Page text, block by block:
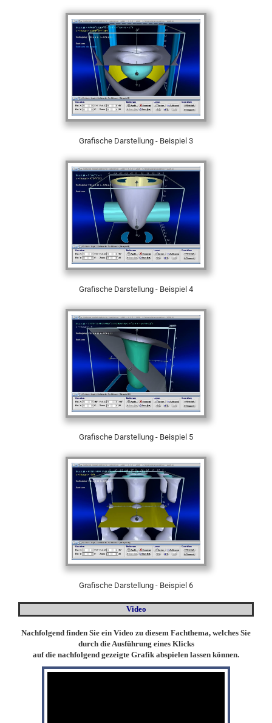
Grafische Darstellung - Beispiel 3
Grafische Darstellung - Beispiel 4
Grafische Darstellung - Beispiel 5
Grafische Darstellung - Beispiel 6
Video
Nachfolgend finden Sie ein Video zu diesem Fachthema, welches Sie
durch die Ausführung eines Klicks
auf die nachfolgend gezeigte Grafik abspielen lassen können.